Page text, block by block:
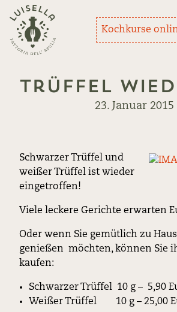
Zurück zur Startseite
Kochkurse
Trüffel
23. Januar 2015
Schwarzer Trüffel und
weißer Trüffel ist wieder
eingetroffen!
Viele leckere Gerichte erwarten
Oder wenn Sie gemütlich zu
genießen möchten, können Sie
kaufen:
Schwarzer Trüffel 10 g – 5,90
Weißer Trüffel 10 g – 25,00